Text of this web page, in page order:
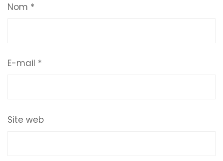
Nom *
E-mail *
Site web